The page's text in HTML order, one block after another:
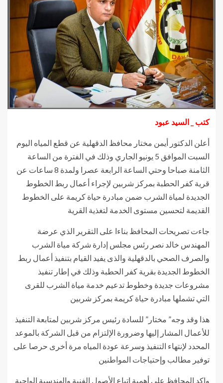
كتب _ السيد عبود
أعلن الدكتور أيمن مختار محافظ الدقهلية عن قطع المياه اليوم
السبت الموافق 5 يونيو الجاري وذلك في الفترة من الساعة
الثامنة صباحا وحتي الساعة الرابعة عصرا ولمدة 8 ساعات عن
قرية كفر الحطبة بمركز شربين لإجراء أعمال ربط الخطوط
الجديدة لمياة الشرب ضمن مبادرة حياة كريمة على الخطوط
القديمة لتحسين مستوى الخدمة لتغذية القرية
جاءت تصريحات المحافظ بناءا على التقرير الذي عرضة
المهندس خالد نصر رئس مجلس إدارة شركة مياة الشرب
والصرف الصحي بالدقهلية والذى يفيد القيام بتنفيذ أعمال ربط
الخطوط الجديدة بقرية كفر الحطبة وذلك في إطار تنفيذ
مشروعات جديدة وخطوط تدعيم خدمة مياة الشرب للقرى
التي تشملها مبادرة حياة كريمة بمركز شربين
هذا وقد وجه” مختار” للسادة رئيس مركز شربين لمتابعة التنفيذ
للأعمال المشار إليها وضرورة الإلتزام من قبل الشركة بالموعد
المحدد لإنتهاء التنفيذ وسرعة عودة المياه مرة أخرى حرصا على
توفير مطالب وإحتياجات المواطنين
واكد المحافظ على أهمية إتباع الأصول الفنية والهندسية الواجبة